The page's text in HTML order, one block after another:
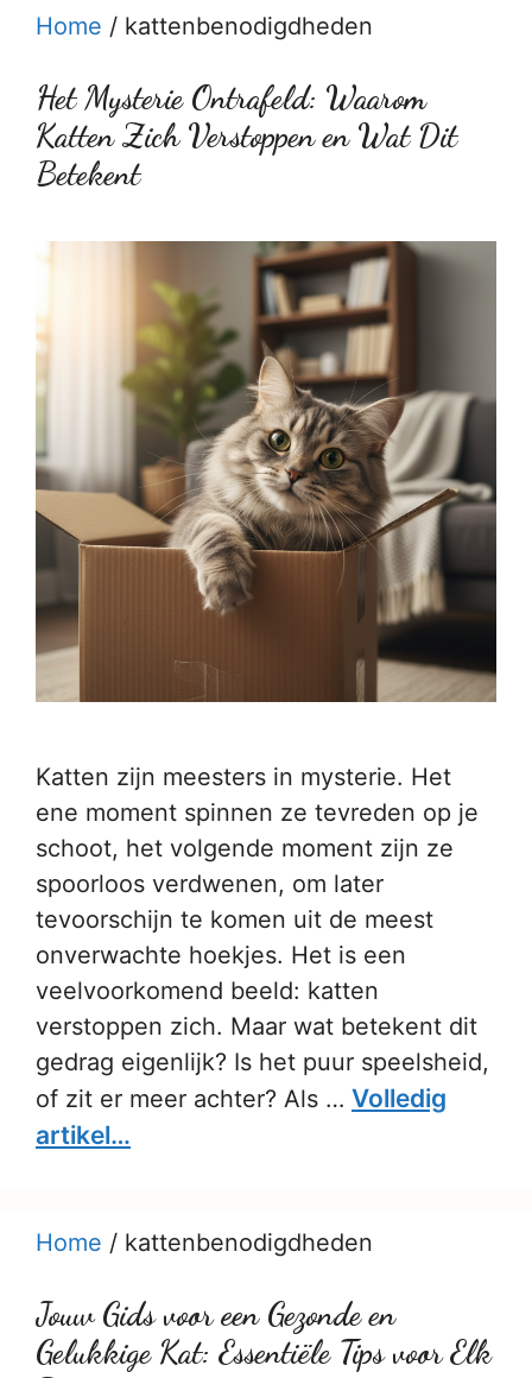
Home / kattenbenodigdheden
Het Mysterie Ontrafeld: Waarom
Katten Zich Verstoppen en Wat Dit
Betekent
Katten zijn meesters in mysterie. Het
ene moment spinnen ze tevreden op je
schoot, het volgende moment zijn ze
spoorloos verdwenen, om later
tevoorschijn te komen uit de meest
onverwachte hoekjes. Het is een
veelvoorkomend beeld: katten
verstoppen zich. Maar wat betekent dit
gedrag eigenlijk? Is het puur speelsheid,
of zit er meer achter? Als … Volledig
artikel…
Home / kattenbenodigdheden
Jouw Gids voor een Gezonde en
Gelukkige Kat: Essentiële Tips voor Elk